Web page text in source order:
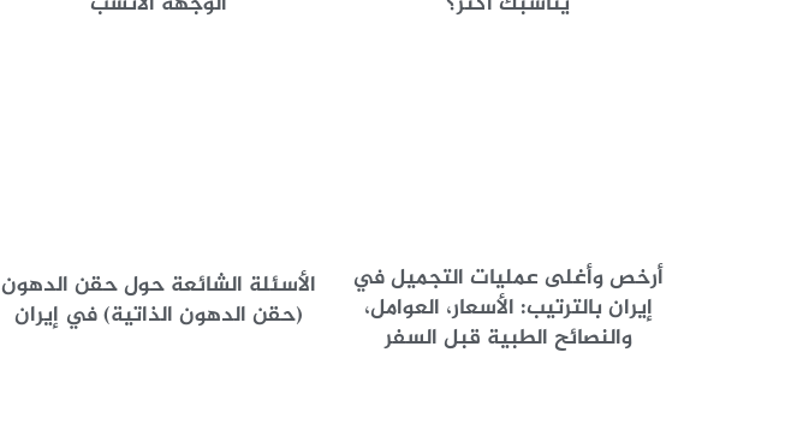
أرخص وأغلى عمليات التجميل في
إيران بالترتيب: الأسعار، العوامل،
والنصائح الطبية قبل السفر
الأسئلة الشائعة حول حقن الدهون
(حقن الدهون الذاتية) في إيران